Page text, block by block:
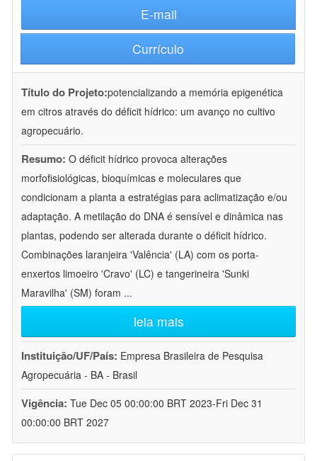
E-mail
Currículo
Título do Projeto:potencializando a memória epigenética
em citros através do déficit hídrico: um avanço no cultivo
agropecuário.
Resumo: O déficit hídrico provoca alterações
morfofisiológicas, bioquímicas e moleculares que
condicionam a planta a estratégias para aclimatização e/ou
adaptação. A metilação do DNA é sensível e dinâmica nas
plantas, podendo ser alterada durante o déficit hídrico.
Combinações laranjeira 'Valência' (LA) com os porta-
enxertos limoeiro 'Cravo' (LC) e tangerineira 'Sunki
Maravilha' (SM) foram ...
leia mais
Instituição/UF/País: Empresa Brasileira de Pesquisa
Agropecuária - BA - Brasil
Vigência: Tue Dec 05 00:00:00 BRT 2023-Fri Dec 31
00:00:00 BRT 2027